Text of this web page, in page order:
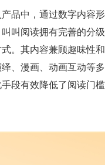
品中，通过数字内容
叫阅读拥有完善的分
。其内容兼顾趣味性
、漫画、动画互动等
段有效降低了阅读门